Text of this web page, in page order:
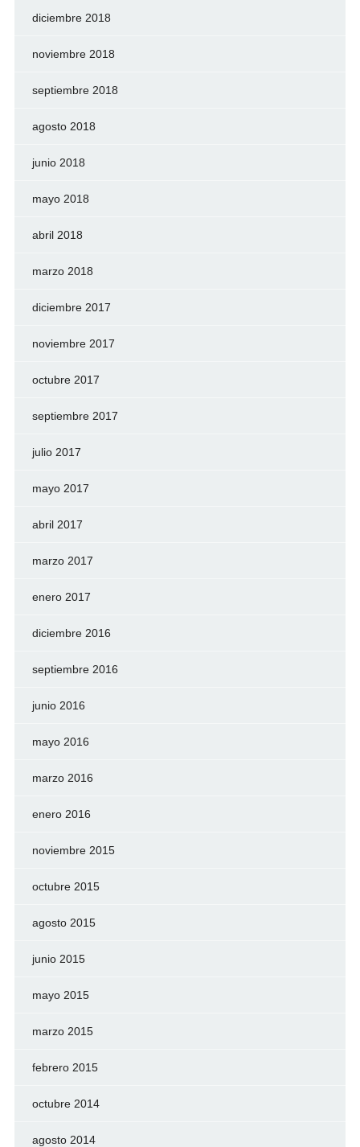
diciembre 2018
noviembre 2018
septiembre 2018
agosto 2018
junio 2018
mayo 2018
abril 2018
marzo 2018
diciembre 2017
noviembre 2017
octubre 2017
septiembre 2017
julio 2017
mayo 2017
abril 2017
marzo 2017
enero 2017
diciembre 2016
septiembre 2016
junio 2016
mayo 2016
marzo 2016
enero 2016
noviembre 2015
octubre 2015
agosto 2015
junio 2015
mayo 2015
marzo 2015
febrero 2015
octubre 2014
agosto 2014